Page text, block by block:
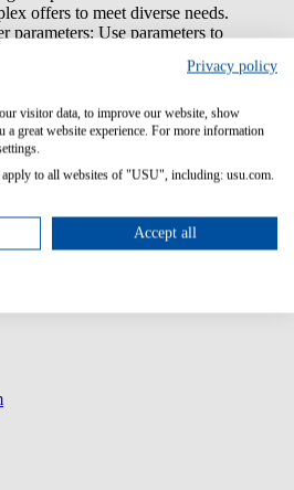
offers to meet diverse needs.
parameters: Use parameters to
integrations: Understand shop settings
USM.
Request Management
Privacy policy
visitor data, to improve our website, show
a great website experience. For more information
to all websites of "USU", including: usu.com.
Accept all